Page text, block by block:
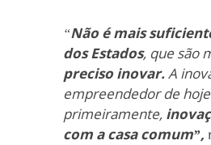
“Não é mais
dos Estados, que são
preciso inovar.A
empreendedor de
primeiramente,
com a casa comum”,